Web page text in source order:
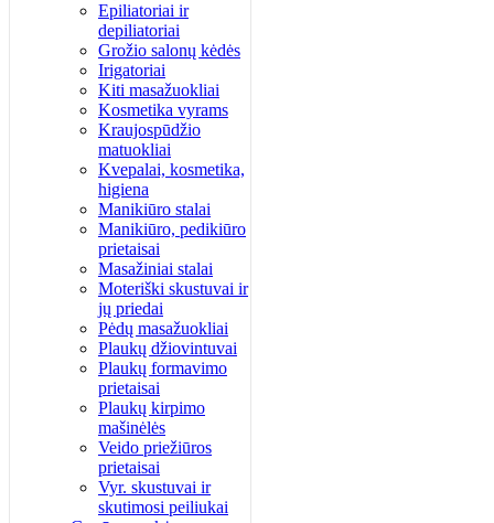
Epiliatoriai ir
depiliatoriai
Grožio salonų kėdės
Irigatoriai
Kiti masažuokliai
Kosmetika vyrams
Kraujospūdžio
matuokliai
Kvepalai, kosmetika,
higiena
Manikiūro stalai
Manikiūro, pedikiūro
prietaisai
Masažiniai stalai
Moteriški skustuvai ir
jų priedai
Pėdų masažuokliai
Plaukų džiovintuvai
Plaukų formavimo
prietaisai
Plaukų kirpimo
mašinėlės
Veido priežiūros
prietaisai
Vyr. skustuvai ir
skutimosi peiliukai